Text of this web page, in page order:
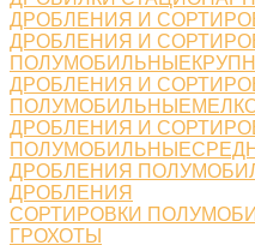
ДРОБЛЕНИЯ И
ДРОБЛЕНИЯ И
ДРОБЛЕНИЯ И
ДРОБЛЕНИЯ И
ДРОБЛЕНИЯ
ДРОБЛЕНИЯ
СОРТИРОВКИ
ГРОХОТЫ